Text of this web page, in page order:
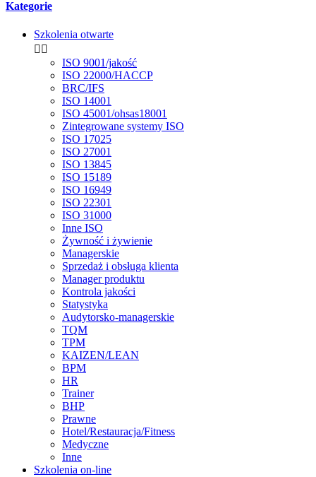
Kategorie
Szkolenia otwarte
 
ISO 9001/jakość
ISO 22000/HACCP
BRC/IFS
ISO 14001
ISO 45001/ohsas18001
Zintegrowane systemy ISO
ISO 17025
ISO 27001
ISO 13845
ISO 15189
ISO 16949
ISO 22301
ISO 31000
Inne ISO
Żywność i żywienie
Managerskie
Sprzedaż i obsługa klienta
Manager produktu
Kontrola jakości
Statystyka
Audytorsko-managerskie
TQM
TPM
KAIZEN/LEAN
BPM
HR
Trainer
BHP
Prawne
Hotel/Restauracja/Fitness
Medyczne
Inne
Szkolenia on-line